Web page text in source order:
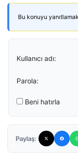
Bu konuyu
Kullanıcı adı:
Parola:
Beni hatırla
Paylaş: